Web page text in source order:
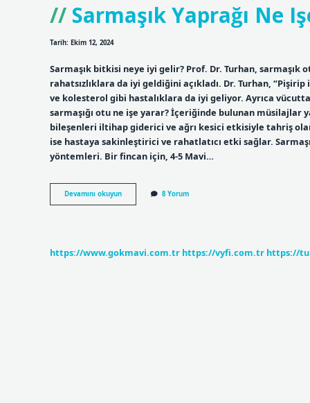
Sarmaşık Yaprağı Ne
Tarih: Ekim 12, 2024
Sarmaşık bitkisi neye iyi gelir? Prof. Dr. Turhan,
rahatsızlıklara da iyi geldiğini açıkladı. Dr. Turhan,
ve kolesterol gibi hastalıklara da iyi geliyor. Ayrıca
sarmaşığı otu ne işe yarar? İçeriğinde bulunan
bileşenleri iltihap giderici ve ağrı kesici etkisiyle tahriş
ise hastaya sakinleştirici ve rahatlatıcı etki sağlar.
yöntemleri. Bir fincan için, 4-5 Mavi…
Devamını okuyunSarmaşık
Yaprağı
8 Yorum
https://www.gokmavi.com.tr https://vyfi.com.tr https://